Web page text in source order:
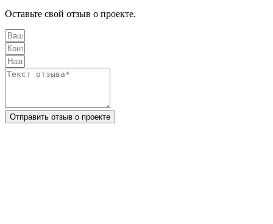
Оставьте свой отзыв о проекте.
Отправить отзыв о проекте